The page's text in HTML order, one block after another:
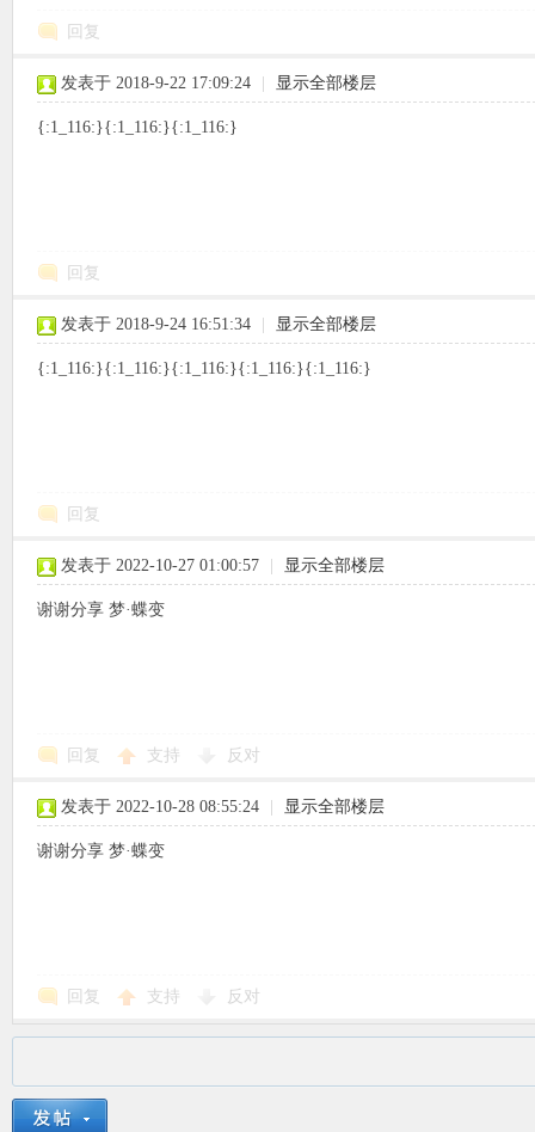
回复
发表于 2018-9-22 17:09:24 显示全部楼层
{:1_116:}{:1_116:}{:1_116:}
回复
发表于 2018-9-24 16:51:34 显示全部楼层
{:1_116:}{:1_116:}{:1_116:}{:1_116:}{:1_116:}
回复
发表于 2022-10-27 01:00:57 显示全部楼层
谢谢分享 梦·蝶变
回复 支持 反对
发表于 2022-10-28 08:55:24 显示全部楼层
谢谢分享 梦·蝶变
回复 支持 反对